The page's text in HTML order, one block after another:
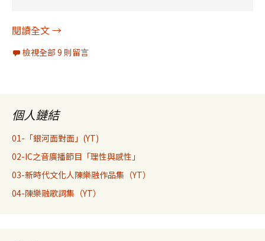
閱讀全文[提醒]查爾斯三世肖像畫恐不吉
→
檢視全部 9 則留言
個人鏈結
01-「銀河面對面」(YT)
02-IC之音廣播節目「理性與感性」
03-新時代文化人陳樂融作品集（YT）
04-陳樂融歌詞集（YT）